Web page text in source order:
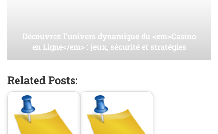
Découvrez l’univers dynamique du <em>Casino
en Ligne</em> : jeux, sécurité et stratégies
Related Posts: